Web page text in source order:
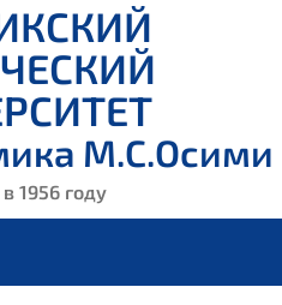
М.С.Осими
1956 году